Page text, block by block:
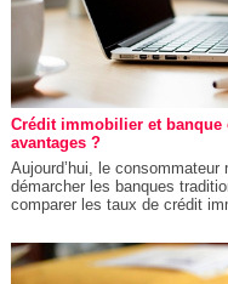
Crédit immobilier et
avantages ?
Aujourd’hui, le
démarcher les banques
comparer les taux de crédit